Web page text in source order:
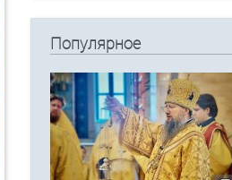
Популярное